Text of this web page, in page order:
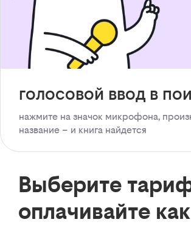
голосовой ввод в
нажмите на значок микрофона,
название – и книга найдется
Выберите
оплачивайте как